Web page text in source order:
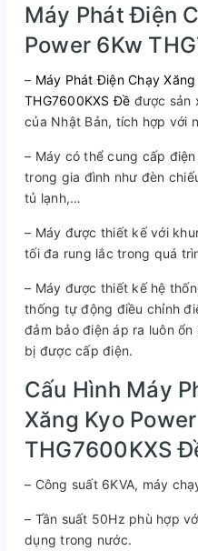
Máy Phát Điện
Power 6Kw
– Máy Phát Điện Chạy
THG7600KXS Đề được sản
của Nhật Bản, tích hợp với
– Máy có thể cung cấp
trong gia đình như đèn
tủ lạnh,…
– Máy được thiết kế với
tối đa rung lắc trong quá
– Máy được thiết kế hệ
thống tự động điều chỉnh
đảm bảo điện áp ra luôn
bị được cấp điện.
Cấu Hình Máy
Xăng Kyo
THG7600KXS
– Công suất 6KVA, máy
– Tần suất 50Hz phù hợp
dụng trong nước.